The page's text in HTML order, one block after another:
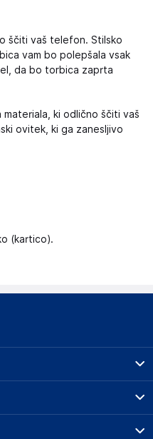
ščiti vaš telefon. Stilsko
vam bo polepšala vsak
da bo torbica zaprta
ki odlično ščiti vaš
ovitek, ki ga zanesljivo
(kartico).